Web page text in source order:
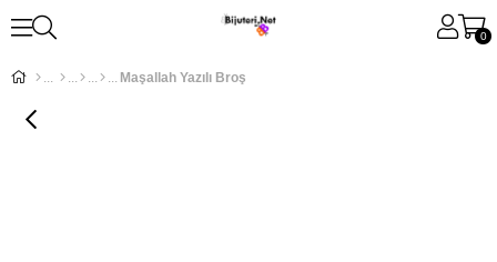
0
Maşallah Yazılı Broş